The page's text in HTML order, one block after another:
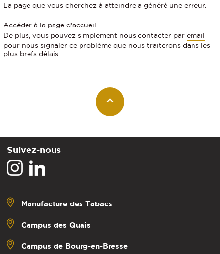
La page que vous cherchez à atteindre a généré une erreur.
Accéder à la page d'accueil
De plus, vous pouvez simplement nous contacter par email
pour nous signaler ce problème que nous traiterons dans les
plus brefs délais
Suivez-nous
Manufacture des Tabacs
Campus des Quais
Campus de Bourg-en-Bresse